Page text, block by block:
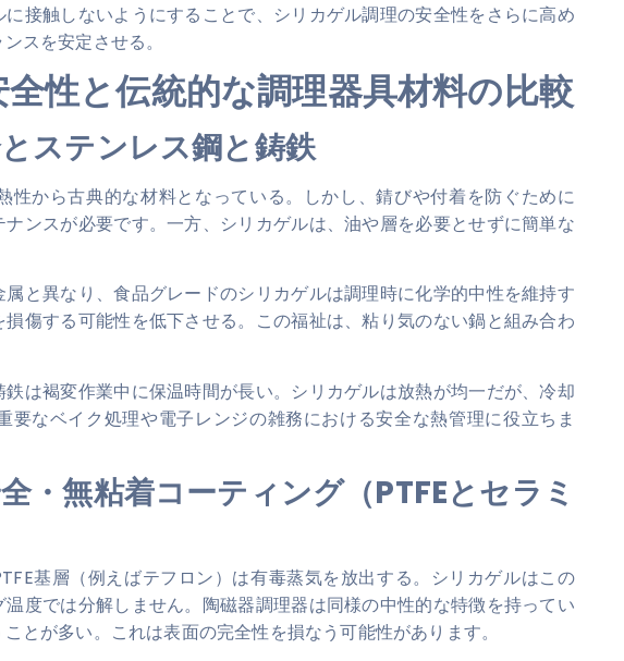
接触しないようにすることで、シリカゲル調理の安全性をさらに高め
スを安定させる。
性と伝統的な調理器具材料の比較
ステンレス鋼と鋳鉄
性から古典的な材料となっている。しかし、錆びや付着を防ぐために
ンスが必要です。一方、シリカゲルは、油や層を必要とせずに簡単な
と異なり、食品グレードのシリカゲルは調理時に化学的中性を維持す
傷する可能性を低下させる。この福祉は、粘り気のない鍋と組み合わ
は褐変作業中に保温時間が長い。シリカゲルは放熱が均一だが、冷却
要なベイク処理や電子レンジの雑務における安全な熱管理に役立ちま
・無粘着コーティング（PTFEとセラミ
基層（例えばテフロン）は有毒蒸気を放出する。シリカゲルはこの
度では分解しません。陶磁器調理器は同様の中性的な特徴を持ってい
とが多い。これは表面の完全性を損なう可能性があります。